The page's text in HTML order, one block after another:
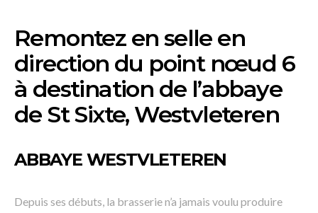
Remontez en selle en
direction du point nœud 6
à destination de l’abbaye
de St Sixte, Westvleteren
ABBAYE WESTVLETEREN
Depuis ses débuts, la brasserie n’a jamais voulu produire